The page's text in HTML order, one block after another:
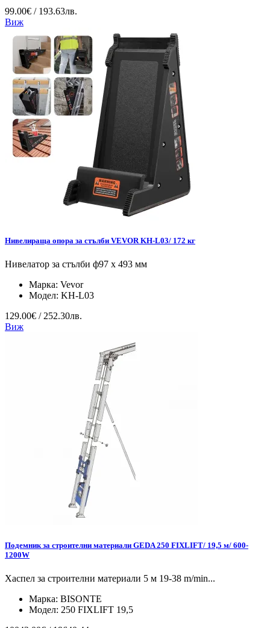
99.00€ / 193.63лв.
Виж
Нивелираща опора за стълби VEVOR KH-L03/ 172 кг
Нивелатор за стълби ф97 x 493 мм
Марка: Vevor
Модел: KH-L03
129.00€ / 252.30лв.
Виж
Подемник за строителни материали GEDA 250 FIXLIFT/ 19,5 м/ 600-
1200W
Хаспел за строителни материали 5 м 19-38 m/min...
Марка: BISONTE
Модел: 250 FIXLIFT 19,5